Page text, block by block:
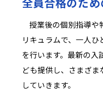
授業後の個別指導や
リキュラムで、一人
を行います。最新の入
ども提供し、さまざ
していきます。